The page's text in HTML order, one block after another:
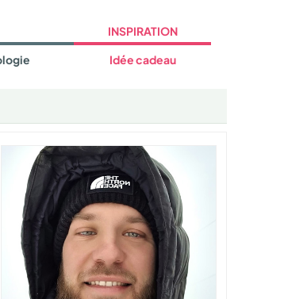
INSPIRATION
Idée cadeau